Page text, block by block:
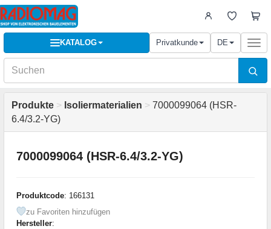
KATALOG Privatkunde DE
Produkte > Isoliermaterialien > 7000099064 (HSR-
6.4/3.2-YG)
7000099064 (HSR-6.4/3.2-YG)
Produktcode: 166131
zu Favoriten hinzufügen
Hersteller: